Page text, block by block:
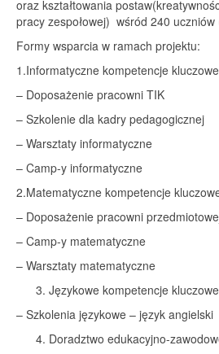
oraz kształtowania
pracy zespołowej) wśród 240
Formy wsparcia w ramach projektu:
1.Informatyczne kompetencje
– Doposażenie pracowni TIK
– Szkolenie dla kadry pedagogicznej
– Warsztaty informatyczne
– Camp-y informatyczne
2.Matematyczne kompetencje
– Doposażenie pracowni
– Camp-y matematyczne
– Warsztaty matematyczne
Językowe kompetencje
– Szkolenia językowe – język angielski
Doradztwo edukacyjno-